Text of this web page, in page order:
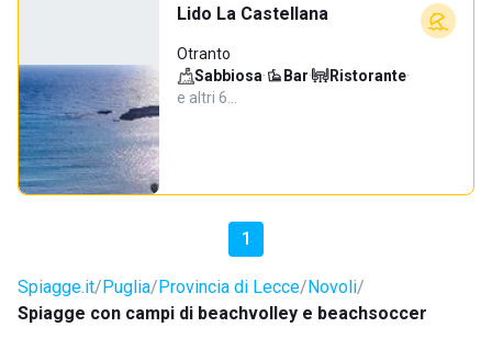
Lido La Castellana
Otranto
Sabbiosa· Bar· Ristorante·
e altri 6…
1
Spiagge.it Puglia Provincia di Lecce Novoli
Spiagge con campi di beachvolley e beachsoccer